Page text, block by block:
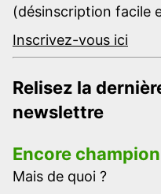
(désinscription facile
Inscrivez-vous ici
Relisez la
newslettre
Encore
Mais de quoi ?